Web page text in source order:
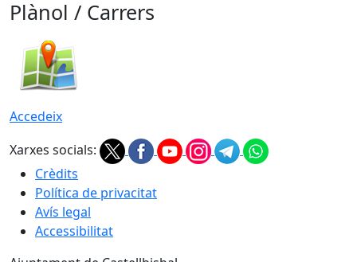
Plànol / Carrers
Accedeix
Xarxes socials:
Crèdits
Política de privacitat
Avís legal
Accessibilitat